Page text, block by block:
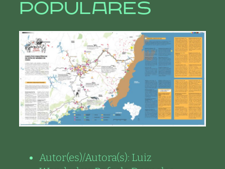
populares
Autor(es)/Autora(s): Luiz